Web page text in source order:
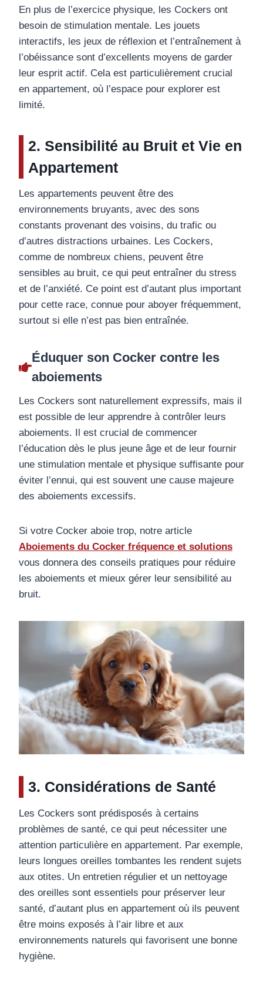
En plus de l’exercice physique, les Cockers ont
besoin de stimulation mentale. Les jouets
interactifs, les jeux de réflexion et l’entraînement à
l’obéissance sont d’excellents moyens de garder
leur esprit actif. Cela est particulièrement crucial
en appartement, où l’espace pour explorer est
limité.
2. Sensibilité au Bruit et Vie en
Appartement
Les appartements peuvent être des
environnements bruyants, avec des sons
constants provenant des voisins, du trafic ou
d’autres distractions urbaines. Les Cockers,
comme de nombreux chiens, peuvent être
sensibles au bruit, ce qui peut entraîner du stress
et de l’anxiété. Ce point est d’autant plus important
pour cette race, connue pour aboyer fréquemment,
surtout si elle n’est pas bien entraînée.
Éduquer son Cocker contre les
aboiements
Les Cockers sont naturellement expressifs, mais il
est possible de leur apprendre à contrôler leurs
aboiements. Il est crucial de commencer
l’éducation dès le plus jeune âge et de leur fournir
une stimulation mentale et physique suffisante pour
éviter l’ennui, qui est souvent une cause majeure
des aboiements excessifs.
Si votre Cocker aboie trop, notre article
Aboiements du Cocker fréquence et solutions
vous donnera des conseils pratiques pour réduire
les aboiements et mieux gérer leur sensibilité au
bruit.
3. Considérations de Santé
Les Cockers sont prédisposés à certains
problèmes de santé, ce qui peut nécessiter une
attention particulière en appartement. Par exemple,
leurs longues oreilles tombantes les rendent sujets
aux otites. Un entretien régulier et un nettoyage
des oreilles sont essentiels pour préserver leur
santé, d’autant plus en appartement où ils peuvent
être moins exposés à l’air libre et aux
environnements naturels qui favorisent une bonne
hygiène.